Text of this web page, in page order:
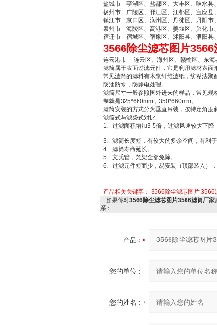
盐城市 亭湖区、盐都区、大丰区、响水县
扬州市 广陵区、邗江区、江都区、宝应县
镇江市 京口区、润州区、丹徒区、丹阳市
泰州市 海陵区、高港区、姜堰区、兴化市
宿迁市 宿城区、宿豫区、沭阳县、泗阳县
3566除尘滤芯图片3566
连云港市 连云区、海州区、赣榆区、东海
滤筒属于表面过滤元件，它是利用滤材表
常见滤筒的滤料有木浆纤维滤纸，纺粘法
防油防水，防静电处理。
滤筒尺寸一般参照国外进来的样品，常见规
制就是325*660mm，350*660mm。
滤筒安装的方式分为垂直吊装，按特定角度
滤筒式与滤袋式对比
1、过滤面积增加3-5倍，过滤风速较大下降
3、滤筒长度短，有较大的多余空间，有利
4、滤筒寿命延长。
5、文氏管，笼架全部免除。
6、过滤元件短而少，易安装（顶部装入）
产品相关关键字： 3566除尘滤芯图片 3566
如果你对3566除尘滤芯图片3566滤筒厂家
系：
产品：
您的单位：
您的姓名：